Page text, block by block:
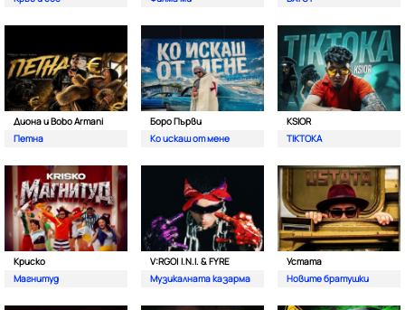
Диона и Bobo Armani
Петна
Боро Първи
Ко искаш от мене
KSIOR
TIKTOKA
Криско
Магнитуд
V:RGO| I.N.I. & FYRE
Музикалната казарма
Устата
Новите братушки